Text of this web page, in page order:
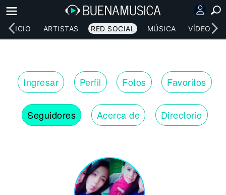
INICIO ARTISTAS RED SOCIAL MÚSICA VÍDEOS
Ingresar Perfil Fotos Favoritos
Seguidores Acerca de Directorio